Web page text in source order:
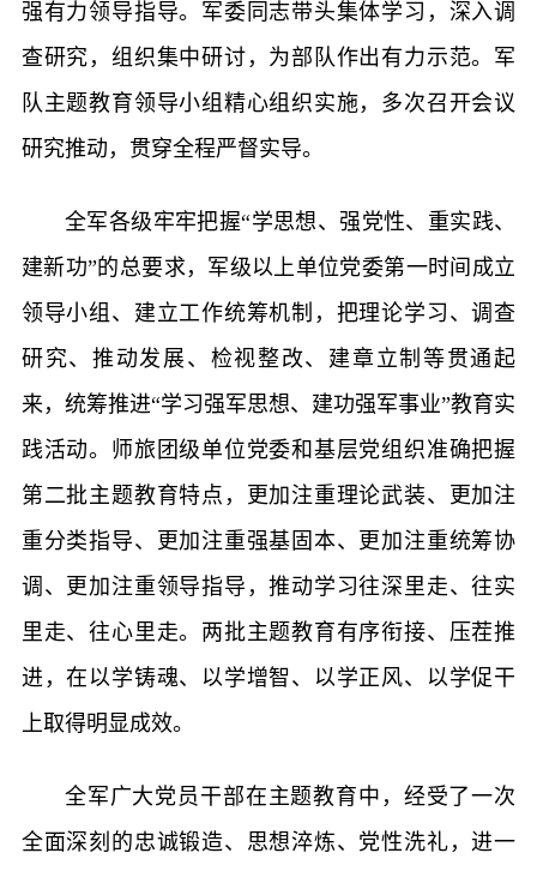
强有力领导指导。军委同志带头集体学习，深入调
查研究，组织集中研讨，为部队作出有力示范。军
队主题教育领导小组精心组织实施，多次召开会议
研究推动，贯穿全程严督实导。
全军各级牢牢把握“学思想、强党性、重实践、
建新功”的总要求，军级以上单位党委第一时间成立
领导小组、建立工作统筹机制，把理论学习、调查
研究、推动发展、检视整改、建章立制等贯通起
来，统筹推进“学习强军思想、建功强军事业”教育实
践活动。师旅团级单位党委和基层党组织准确把握
第二批主题教育特点，更加注重理论武装、更加注
重分类指导、更加注重强基固本、更加注重统筹协
调、更加注重领导指导，推动学习往深里走、往实
里走、往心里走。两批主题教育有序衔接、压茬推
进，在以学铸魂、以学增智、以学正风、以学促干
上取得明显成效。
全军广大党员干部在主题教育中，经受了一次
全面深刻的忠诚锻造、思想淬炼、党性洗礼，进一